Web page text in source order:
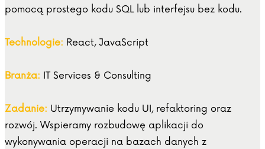
pomocą prostego kodu SQL lub interfejsu bez kodu.
Technologie: React, JavaScript
Branża: IT Services & Consulting
Zadanie: Utrzymywanie kodu UI, refaktoring oraz
rozwój. Wspieramy rozbudowę aplikacji do
wykonywania operacji na bazach danych z